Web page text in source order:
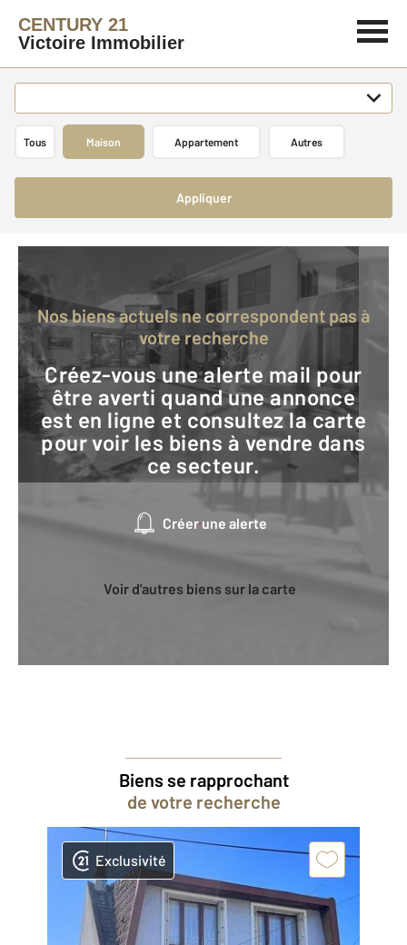
CENTURY 21
Victoire Immobilier
Tous Maison Appartement Autres
Appliquer
Nos biens actuels ne correspondent pas à
votre recherche
Créez-vous une alerte mail pour
être averti quand une annonce
est en ligne et consultez la carte
pour voir les biens à vendre dans
ce secteur.
Créer une alerte
Voir d'autres biens sur la carte
Biens se rapprochant
de votre recherche
Exclusivité